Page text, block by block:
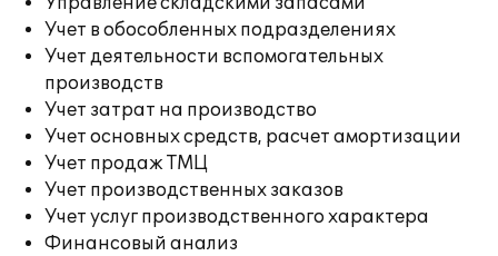
Учет в обособленных подразделениях
Учет деятельности вспомогательных
производств
Учет затрат на производство
Учет основных средств, расчет амортизации
Учет продаж ТМЦ
Учет производственных заказов
Учет услуг производственного характера
Финансовый анализ